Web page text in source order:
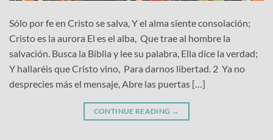
Sólo por fe en Cristo se salva, Y el alma siente consolación;
Cristo es la aurora El es el alba, Que trae al hombre la
salvación. Busca la Biblia y lee su palabra, Ella dice la verdad;
Y hallaréis que Cristo vino, Para darnos libertad. 2 Ya no
desprecies más el mensaje, Abre las puertas […]
CONTINUE READING →